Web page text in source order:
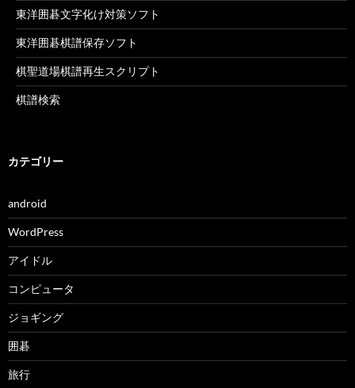
東洋囲碁文字化け対策ソフト
東洋囲碁棋譜保存ソフト
棋聖道場棋譜再生スクリプト
棋譜検索
カテゴリー
android
WordPress
アイドル
コンピュータ
ジョギング
囲碁
旅行